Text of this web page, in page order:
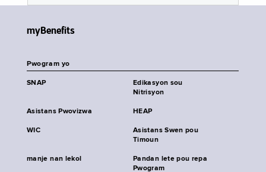
myBenefits
Pwogram yo
SNAP
Edikasyon sou
Nitrisyon
Asistans Pwovizwa HEAP
WIC
Asistans Swen pou
Timoun
manje nan lekol
Pandan lete pou repa
Pwogram